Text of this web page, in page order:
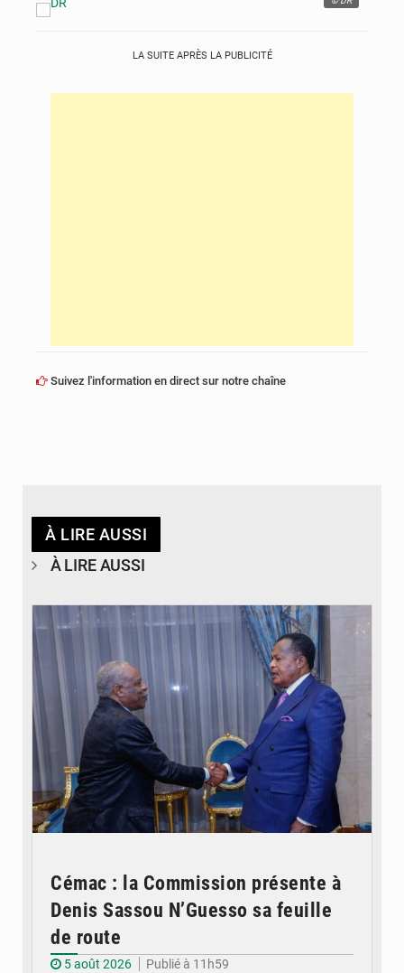
LA SUITE APRÈS LA PUBLICITÉ
Suivez l'information en direct sur notre chaîne
À LIRE AUSSI
À LIRE AUSSI
Cémac : la Commission présente à
Denis Sassou N’Guesso sa feuille
de route
5 août 2026
Publié à 11h59